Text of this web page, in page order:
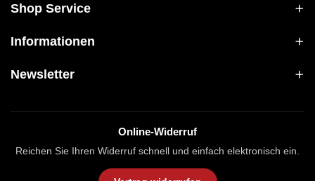
Shop Service
Informationen
Newsletter
Online-Widerruf
Reichen Sie Ihren Widerruf schnell und einfach elektronisch ein.